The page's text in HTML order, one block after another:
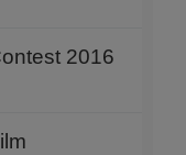
2016